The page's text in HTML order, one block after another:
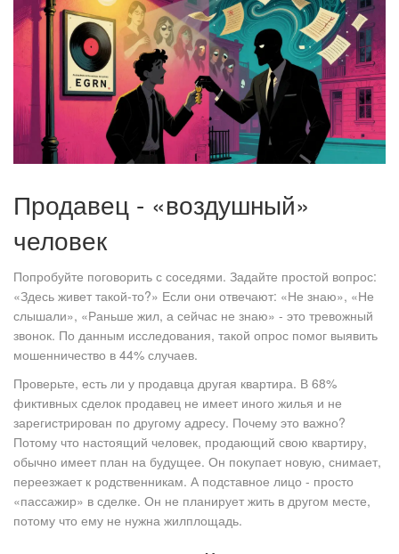
Продавец - «воздушный»
человек
Попробуйте поговорить с соседями. Задайте простой вопрос:
«Здесь живет такой-то?» Если они отвечают: «Не знаю», «Не
слышали», «Раньше жил, а сейчас не знаю» - это тревожный
звонок. По данным исследования, такой опрос помог выявить
мошенничество в 44% случаев.
Проверьте, есть ли у продавца другая квартира. В 68%
фиктивных сделок продавец не имеет иного жилья и не
зарегистрирован по другому адресу. Почему это важно?
Потому что настоящий человек, продающий свою квартиру,
обычно имеет план на будущее. Он покупает новую, снимает,
переезжает к родственникам. А подставное лицо - просто
«пассажир» в сделке. Он не планирует жить в другом месте,
потому что ему не нужна жилплощадь.